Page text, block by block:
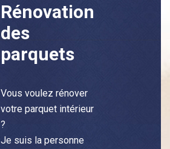
Rénovation
des
parquets
Vous voulez rénover
votre parquet intérieur
?
Je suis la personne